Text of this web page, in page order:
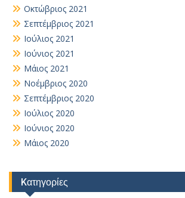
Οκτώβριος 2021
Σεπτέμβριος 2021
Ιούλιος 2021
Ιούνιος 2021
Μάιος 2021
Νοέμβριος 2020
Σεπτέμβριος 2020
Ιούλιος 2020
Ιούνιος 2020
Μάιος 2020
Kατηγορίες